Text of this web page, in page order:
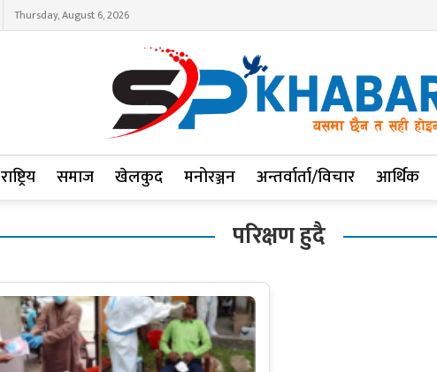
Thursday, August 6, 2026
राष्ट्रिय समाज खेलकुद मनोरञ्जन अन्तर्वार्ता/विचार आर्थिक
परिक्षण हुदै